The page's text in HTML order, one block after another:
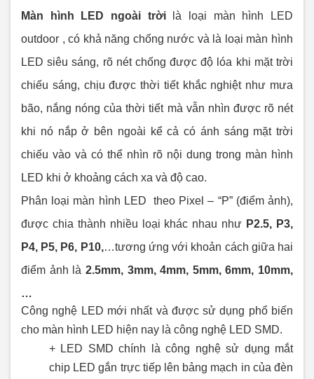
Màn hình LED ngoài trờilà loại màn hình LED
outdoor , có khả năng chống nước và là loại màn hình
LED siêu sáng, rõ nét chống được độ lóa khi mặt trời
chiếu sáng, chịu được thời tiết khắc nghiệt như mưa
bão, nắng nóng của thời tiết mà vẫn nhìn được rõ nét
khi nó nắp ở bên ngoài kể cả có ánh sáng mặt trời
chiếu vào và có thể nhìn rõ nội dung trong màn hình
LED khi ở khoảng cách xa và độ cao.
Phân loại màn hình LED theo Pixel – “P” (điểm ảnh),
được chia thành nhiều loại khác nhau như P2.5, P3,
P4, P5, P6, P10,…tương ứng với khoản cách giữa hai
điểm ảnh là 2.5mm, 3mm, 4mm, 5mm, 6mm, 10mm,
…
Công nghệ LED mới nhất và được sử dụng phổ biến
cho màn hình LED hiện nay là công nghệ LED SMD.
+ LED SMD chính là công nghệ sử dụng mắt
chip LED gắn trực tiếp lên bảng mạch in của đèn